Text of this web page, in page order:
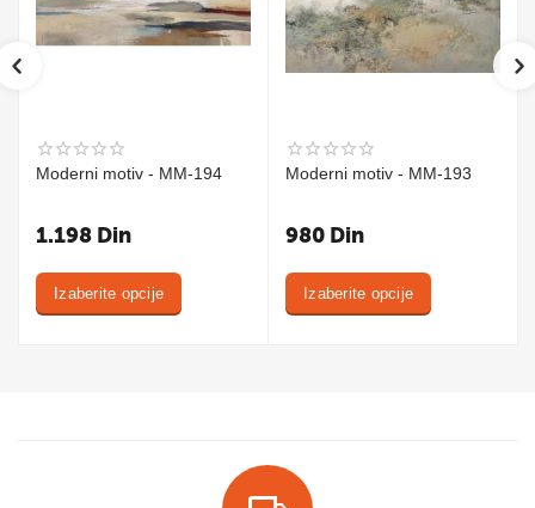
Moderni motiv - MM-194
1.198 Din
Izaberite opcije
Moderni motiv - MM-193
980 Din
Izaberite opcije